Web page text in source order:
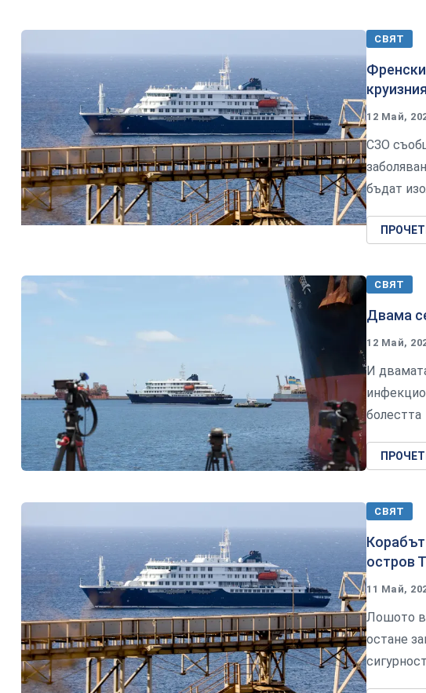
СВЯТ
12 Май,
СЗО
бъдат
СВЯТ
Двама
12 Май,
И
болестта
СВЯТ
Корабът
остров
11 Май,
Лошото
остане
сигурност